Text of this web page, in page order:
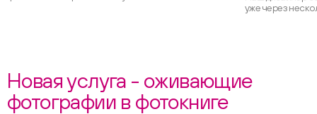
уже через
Новая услуга - оживающие
фотографии в фотокниге